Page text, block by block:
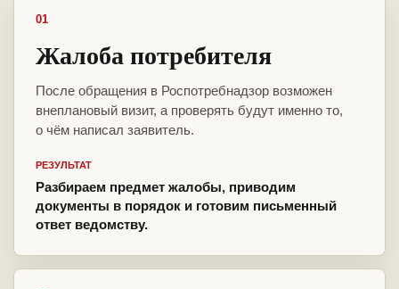
01
Жалоба потребителя
После обращения в Роспотребнадзор возможен
внеплановый визит, а проверять будут именно то,
о чём написал заявитель.
РЕЗУЛЬТАТ
Разбираем предмет жалобы, приводим
документы в порядок и готовим письменный
ответ ведомству.